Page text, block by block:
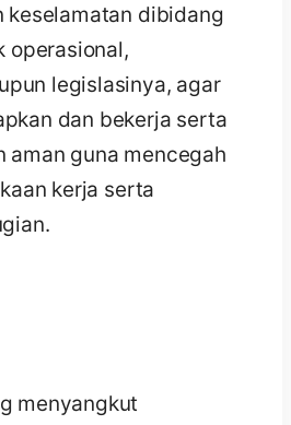
keselamatan dibidang
operasional,
legislasinya, agar
dan bekerja serta
aman guna mencegah
kerja serta
menyangkut